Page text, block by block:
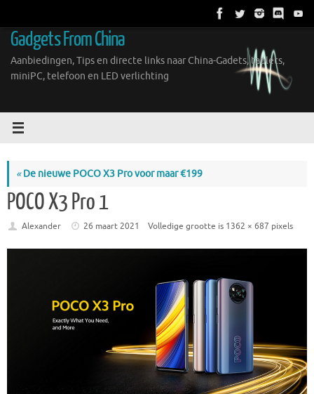
inhoud
Gadgets From China
Aanbiedingen, Tips en directe links naar China-Gadets, tablets,
miniPC, telefoon en LED verlichting
«De nieuwe POCO X3 Pro voor maar €199
POCO X3 Pro 1
Alexander 26 maart 2021 Volledige grootte is 1362 × 687 pixels